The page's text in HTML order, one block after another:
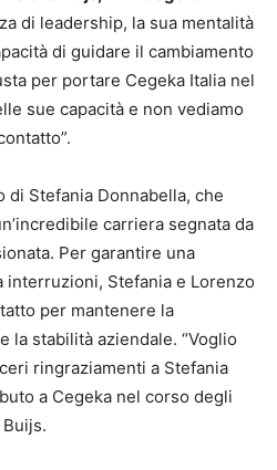
di leadership, la sua mentalità
di guidare il cambiamento
per portare Cegeka Italia nel
sue capacità e non vediamo
Stefania Donnabella, che
carriera segnata da
Per garantire una
Stefania e Lorenzo
per mantenere la
la stabilità aziendale. “Voglio
ringraziamenti a Stefania
a Cegeka nel corso degli